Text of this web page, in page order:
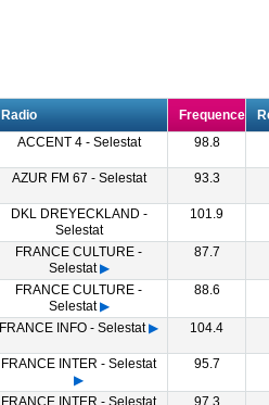
Radio Frequence
ACCENT 4 - Selestat
98.8
AZUR FM 67 - Selestat 93.3
DKL DREYECKLAND -
Selestat
101.9
FRANCE CULTURE -
Selestat ▶
87.7
FRANCE CULTURE -
Selestat ▶
88.6
FRANCE INFO - Selestat ▶ 104.4
FRANCE INTER - Selestat
▶
95.7
FRANCE INTER - Selestat
97.3